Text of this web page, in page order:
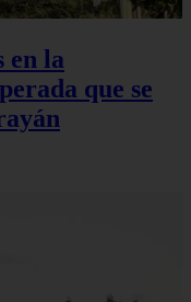
en la
que se